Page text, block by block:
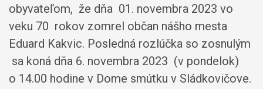
obyvateľom, že dňa 01. novembra 2023 vo
veku 70 rokov zomrel občan nášho mesta
Eduard Kakvic. Posledná rozlúčka so zosnulým
sa koná dňa 6. novembra 2023 (v pondelok)
o 14.00 hodine v Dome smútku v Sládkovičove.